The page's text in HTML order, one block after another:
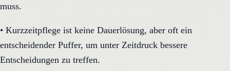
muss.
• Kurzzeitpflege ist keine Dauerlösung, aber oft ein
entscheidender Puffer, um unter Zeitdruck bessere
Entscheidungen zu treffen.